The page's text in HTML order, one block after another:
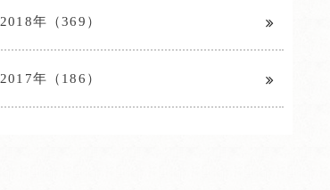
2018年（369）
2017年（186）